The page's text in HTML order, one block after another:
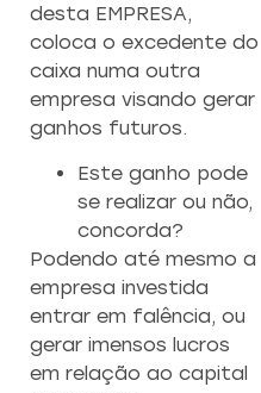
desta EMPRESA,
coloca o excedente do
caixa numa outra
empresa visando gerar
ganhos futuros.
Este ganho pode
se realizar ou não,
concorda?
Podendo até mesmo a
empresa investida
entrar em falência, ou
gerar imensos lucros
em relação ao capital